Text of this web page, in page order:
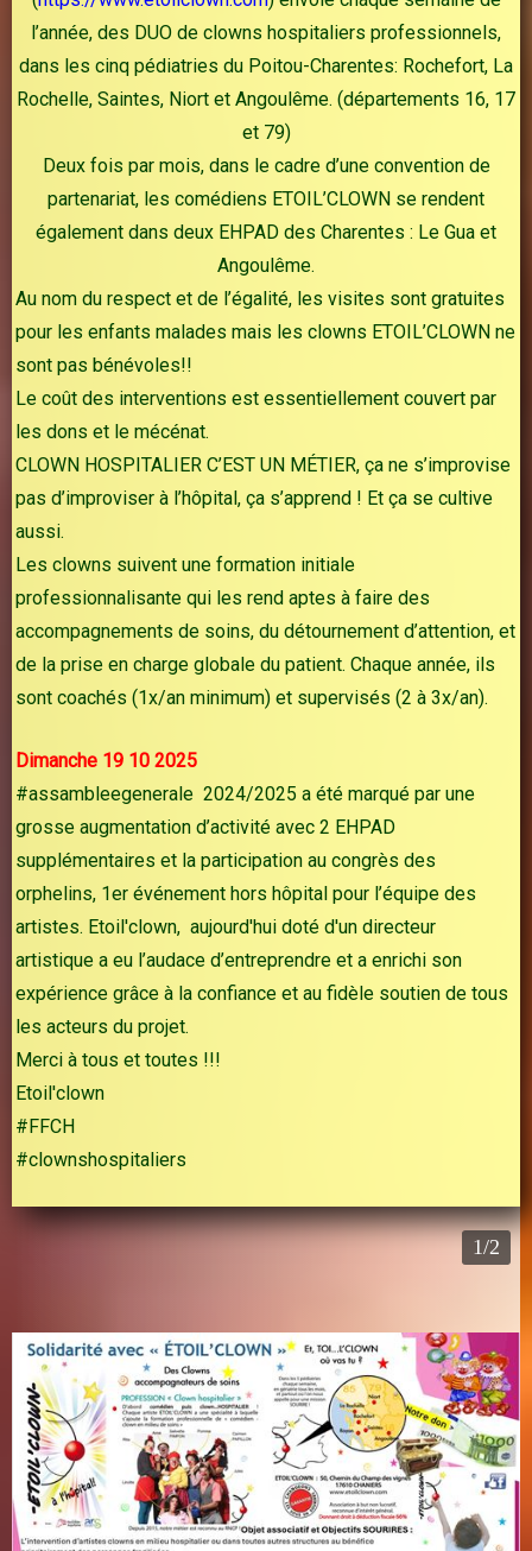
l’année, des DUO de clowns hospitaliers professionnels,
dans les cinq pédiatries du Poitou-Charentes: Rochefort, La
Rochelle, Saintes, Niort et Angoulême. (départements 16, 17
et 79)
Deux fois par mois, dans le cadre d’une convention de
partenariat, les comédiens ETOIL’CLOWN se rendent
également dans deux EHPAD des Charentes : Le Gua et
Angoulême.
Au nom du respect et de l’égalité, les visites sont gratuites
pour les enfants malades mais les clowns ETOIL’CLOWN ne
sont pas bénévoles!!
Le coût des interventions est essentiellement couvert par
les dons et le mécénat.
CLOWN HOSPITALIER C’EST UN MÉTIER, ça ne s’improvise
pas d’improviser à l’hôpital, ça s’apprend ! Et ça se cultive
aussi.
Les clowns suivent une formation initiale
professionnalisante qui les rend aptes à faire des
accompagnements de soins, du détournement d’attention, et
de la prise en charge globale du patient. Chaque année, ils
sont coachés (1x/an minimum) et supervisés (2 à 3x/an).
Dimanche 19 10 2025
#assambleegenerale 2024/2025 a été marqué par une
grosse augmentation d’activité avec 2 EHPAD
supplémentaires et la participation au congrès des
orphelins, 1er événement hors hôpital pour l’équipe des
artistes. Etoil'clown, aujourd'hui doté d'un directeur
artistique a eu l’audace d’entreprendre et a enrichi son
expérience grâce à la confiance et au fidèle soutien de tous
les acteurs du projet.
Merci à tous et toutes !!!
Etoil'clown
#FFCH
#clownshospitaliers
1/2